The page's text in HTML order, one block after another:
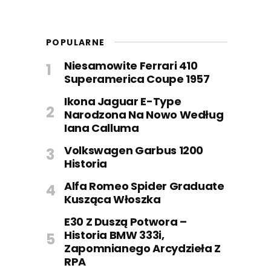
POPULARNE
Niesamowite Ferrari 410
Superamerica Coupe 1957
Ikona Jaguar E-Type
Narodzona Na Nowo Według
Iana Calluma
Volkswagen Garbus 1200
Historia
Alfa Romeo Spider Graduate
Kusząca Włoszka
E30 Z Duszą Potwora –
Historia BMW 333i,
Zapomnianego Arcydzieła Z
RPA